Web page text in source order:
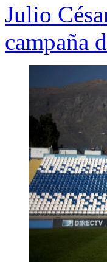
Julio
campaña